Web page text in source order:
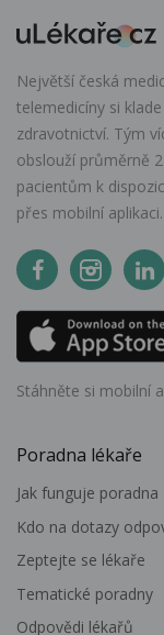
Největší česká
telemedicíny si
zdravotnictví. Tým
obslouží průměrně
pacientům k
přes mobilní aplikaci.
Stáhněte si mobilní
Poradna lékaře
Jak funguje poradna
Kdo na dotazy
Zeptejte se lékaře
Tematické poradny
Odpovědi lékařů